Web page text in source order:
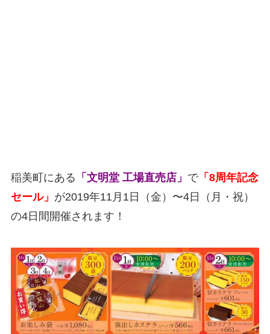
稲美町にある 「文明堂 工場直売店」 で「8周年記念
セール」 が2019年11月1日（金）〜4日（月・祝）
の4日間開催されます！